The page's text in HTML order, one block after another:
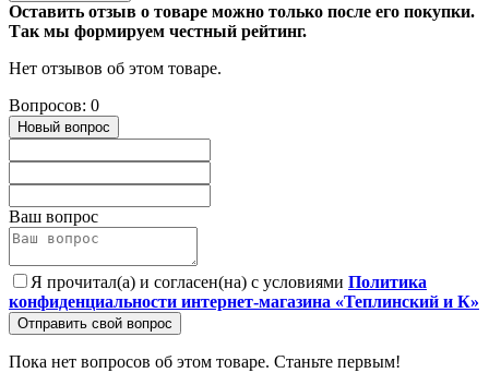
Оставить отзыв о товаре можно только после его покупки.
Так мы формируем честный рейтинг.
Нет отзывов об этом товаре.
Вопросов: 0
Новый вопрос
Ваш вопрос
Я прочитал(а) и согласен(на) с условиями Политика
конфиденциальности интернет-магазина «Теплинский и К»
Отправить свой вопрос
Пока нет вопросов об этом товаре. Станьте первым!